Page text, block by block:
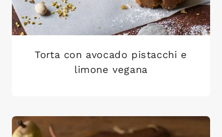
Torta con avocado pistacchi e
limone vegana